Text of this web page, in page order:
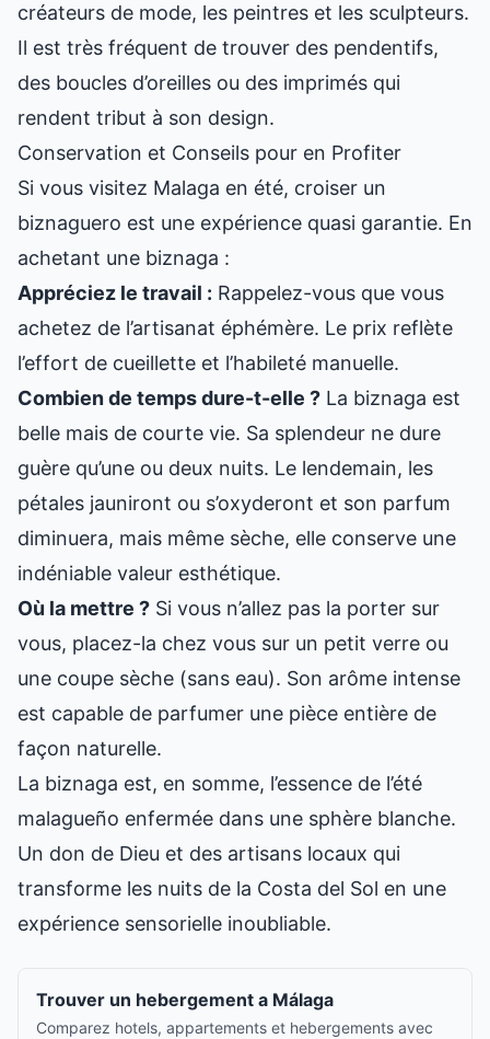
créateurs de mode, les peintres et les sculpteurs.
Il est très fréquent de trouver des pendentifs,
des boucles d’oreilles ou des imprimés qui
rendent tribut à son design.
Conservation et Conseils pour en Profiter
Si vous visitez Malaga en été, croiser un
biznaguero est une expérience quasi garantie. En
achetant une biznaga :
Appréciez le travail : Rappelez-vous que vous
achetez de l’artisanat éphémère. Le prix reflète
l’effort de cueillette et l’habileté manuelle.
Combien de temps dure-t-elle ? La biznaga est
belle mais de courte vie. Sa splendeur ne dure
guère qu’une ou deux nuits. Le lendemain, les
pétales jauniront ou s’oxyderont et son parfum
diminuera, mais même sèche, elle conserve une
indéniable valeur esthétique.
Où la mettre ? Si vous n’allez pas la porter sur
vous, placez-la chez vous sur un petit verre ou
une coupe sèche (sans eau). Son arôme intense
est capable de parfumer une pièce entière de
façon naturelle.
La biznaga est, en somme, l’essence de l’été
malagueño enfermée dans une sphère blanche.
Un don de Dieu et des artisans locaux qui
transforme les nuits de la Costa del Sol en une
expérience sensorielle inoubliable.
Trouver un hebergement a Málaga
Comparez hotels, appartements et hebergements avec